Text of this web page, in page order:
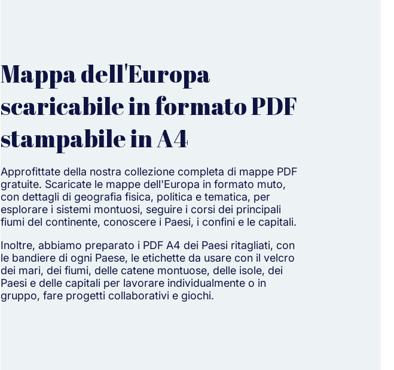
Mappa dell'Europa
scaricabile in formato PDF
stampabile in A4
Approfittate della nostra collezione completa di mappe PDF
gratuite. Scaricate le mappe dell'Europa in formato muto,
con dettagli di geografia fisica, politica e tematica, per
esplorare i sistemi montuosi, seguire i corsi dei principali
fiumi del continente, conoscere i Paesi, i confini e le capitali.
Inoltre, abbiamo preparato i PDF A4 dei Paesi ritagliati, con
le bandiere di ogni Paese, le etichette da usare con il velcro
dei mari, dei fiumi, delle catene montuose, delle isole, dei
Paesi e delle capitali per lavorare individualmente o in
gruppo, fare progetti collaborativi e giochi.